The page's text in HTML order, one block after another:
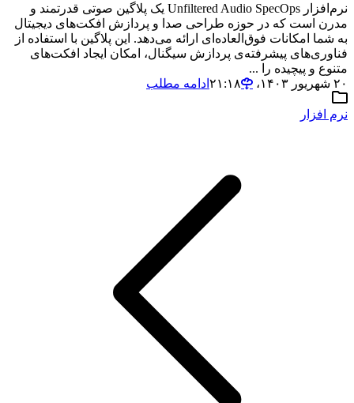
نرم‌افزار Unfiltered Audio SpecOps یک پلاگین صوتی قدرتمند و
مدرن است که در حوزه طراحی صدا و پردازش افکت‌های دیجیتال
به شما امکانات فوق‌العاده‌ای ارائه می‌دهد. این پلاگین با استفاده از
فناوری‌های پیشرفته‌ی پردازش سیگنال، امکان ایجاد افکت‌های
متنوع و پیچیده را ...
۲۰ شهریور ۱۴۰۳،‏ ۲۱:۱۸
ادامه مطلب
نرم افزار